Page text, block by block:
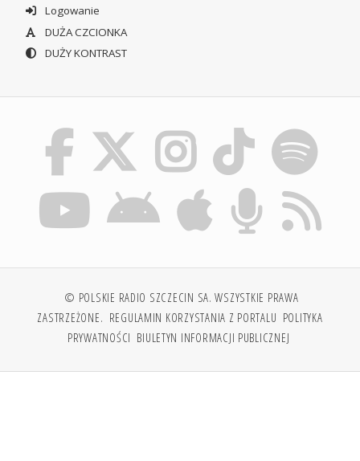
Logowanie
DUŻA CZCIONKA
DUŻY KONTRAST
© POLSKIE RADIO SZCZECIN SA. WSZYSTKIE PRAWA
ZASTRZEŻONE. REGULAMIN KORZYSTANIA Z PORTALU POLITYKA
PRYWATNOŚCI BIULETYN INFORMACJI PUBLICZNEJ